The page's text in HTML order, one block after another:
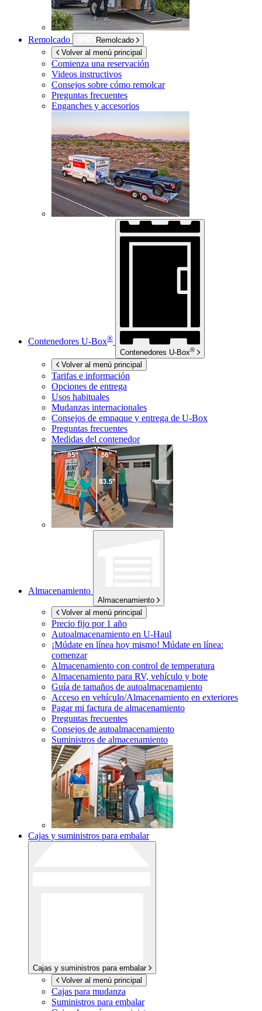
Remolcado
Remolcado
Volver al menú principal
Comienza una reservación
Videos instructivos
Consejos sobre cómo remolcar
Preguntas frecuentes
Enganches y accesorios
Contenedores U-Box®
Contenedores U-Box®
Volver al menú principal
Tarifas e información
Opciones de entrega
Usos habituales
Mudanzas internacionales
Consejos de empaque y entrega de U-Box
Preguntas frecuentes
Medidas del contenedor
Almacenamiento
Almacenamiento
Volver al menú principal
Precio fijo por 1 año
Autoalmacenamiento en U-Haul
¡Múdate en línea hoy mismo! Múdate en línea:
comenzar
Almacenamiento con control de temperatura
Almacenamiento para RV, vehículo y bote
Guía de tamaños de autoalmacenamiento
Acceso en vehículo/Almacenamiento en exteriores
Pagar mi factura de almacenamiento
Preguntas frecuentes
Consejos de autoalmacenamiento
Suministros de almacenamiento
Cajas y suministros para embalar
Cajas y suministros para embalar
Volver al menú principal
Cajas para mudanza
Suministros para embalar